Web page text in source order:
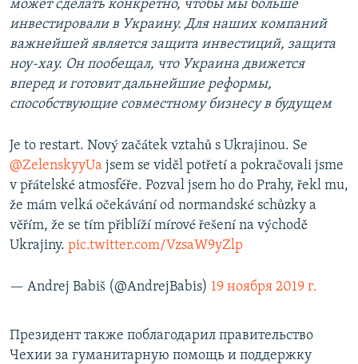
может сделать конкретно, чтобы мы больше
инвестировали в Украину. Для наших компаний
важнейшей является защита инвестиций, защита
ноу-хау. Он пообещал, что Украина движется
вперед и готовит дальнейшие реформы,
способствующие совместному бизнесу в будущем
Je to restart. Nový začátek vztahů s Ukrajinou. Se
@ZelenskyyUa jsem se viděl potřetí a pokračovali jsme
v přátelské atmosféře. Pozval jsem ho do Prahy, řekl mu,
že mám velká očekávání od normandské schůzky a
věřím, že se tím přiblíží mírové řešení na východě
Ukrajiny. pic.twitter.com/VzsaW9yZlp
— Andrej Babiš (@AndrejBabis) 19 ноября 2019 г.
Президент также поблагодарил правительство
Чехии за гуманитарную помощь и поддержку